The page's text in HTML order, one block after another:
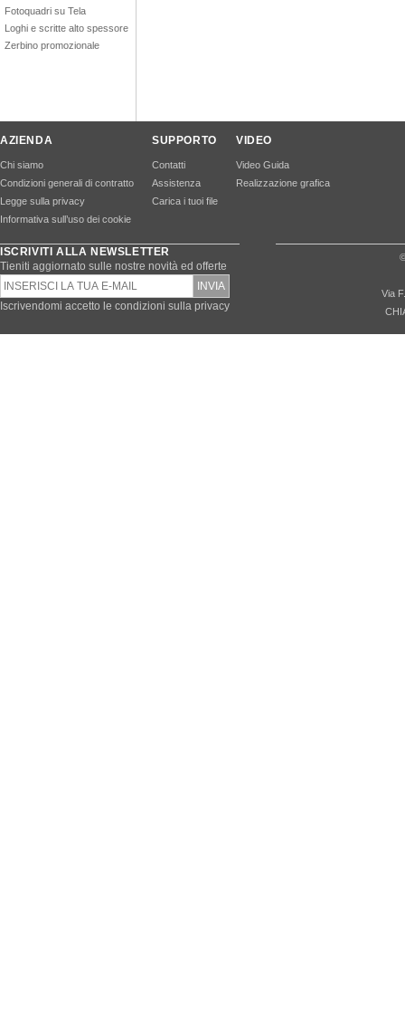
Fotoquadri su Tela
Loghi e scritte alto spessore
Zerbino promozionale
AZIENDA
Chi siamo
Condizioni generali di contratto
Legge sulla privacy
Informativa sull’uso dei cookie
SUPPORTO
Contatti
Assistenza
Carica i tuoi file
VIDEO
Video Guida
Realizzazione grafica
ISCRIVITI ALLA NEWSLETTER
Tieniti aggiornato sulle nostre novità ed offerte
Iscrivendomi accetto le condizioni sulla privacy
Via